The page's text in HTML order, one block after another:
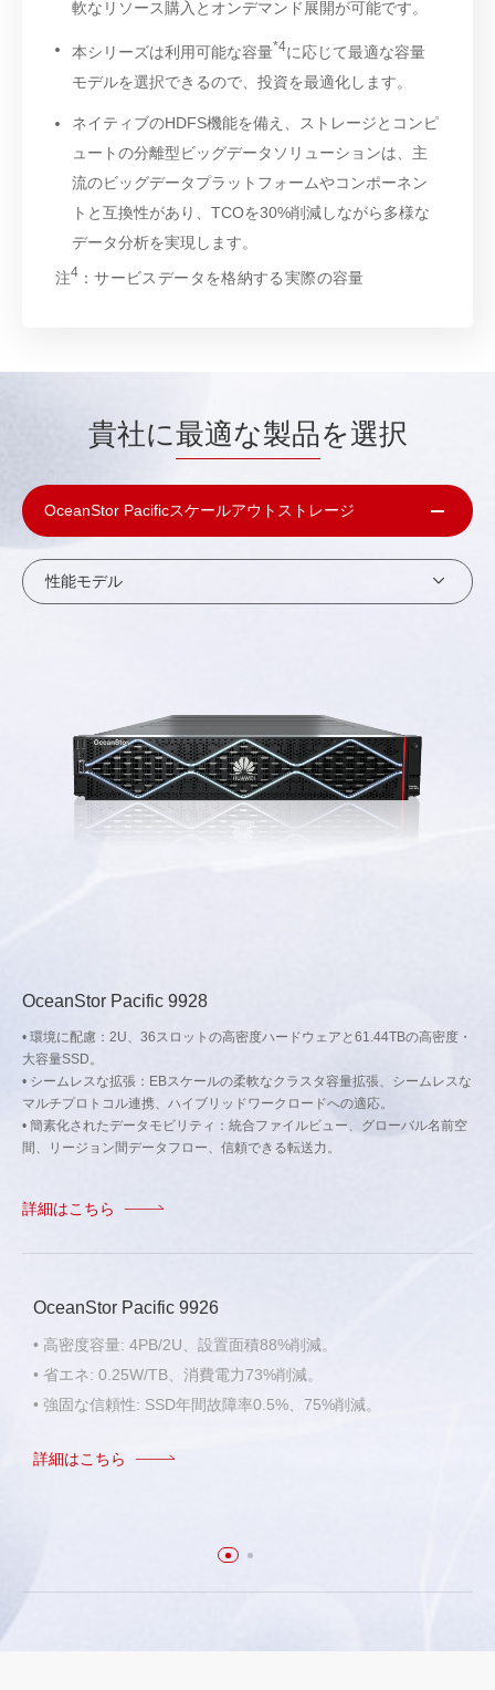
軟なリソース購入とオンデマンド展開が可能です。
本シリーズは利用可能な容量*4に応じて最適な容量
モデルを選択できるので、投資を最適化します。
ネイティブのHDFS機能を備え、ストレージとコンピ
ュートの分離型ビッグデータソリューションは、主
流のビッグデータプラットフォームやコンポーネン
トと互換性があり、TCOを30%削減しながら多様な
データ分析を実現します。
注4：サービスデータを格納する実際の容量
貴社に最適な製品を選択
OceanStor Pacificスケールアウトストレージ
性能モデル
OceanStor Pacific 9928
• 環境に配慮：2U、36スロットの高密度ハードウェアと61.44TBの高密度・
大容量SSD。
• シームレスな拡張：EBスケールの柔軟なクラスタ容量拡張、シームレスな
マルチプロトコル連携、ハイブリッドワークロードへの適応。
• 簡素化されたデータモビリティ：統合ファイルビュー、グローバル名前空
間、リージョン間データフロー、信頼できる転送力。
詳細はこちら
OceanStor Pacific 9926
• 高密度容量: 4PB/2U、設置面積88%削減。
• 省エネ: 0.25W/TB、消費電力73%削減。
• 強固な信頼性: SSD年間故障率0.5%、75%削減。
詳細はこちら